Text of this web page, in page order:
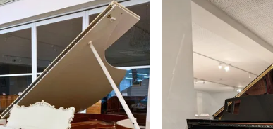
ホワイトピアノ
名作・コレクション
新品ピアノ
コンサートグランドピアノ
BOSENDORFER
C.BECHSTEIN
BOSTON